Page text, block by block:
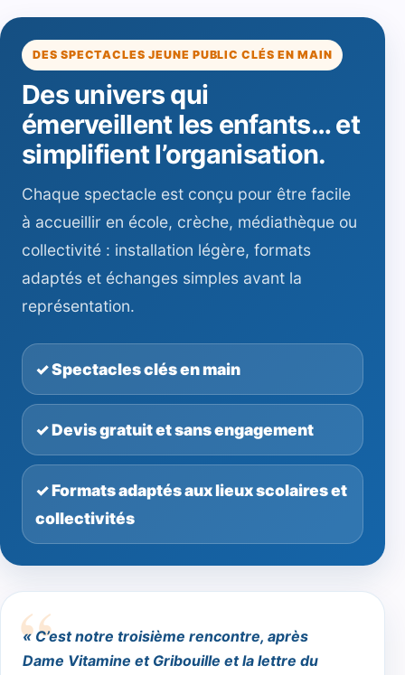
DES SPECTACLES JEUNE PUBLIC CLÉS EN MAIN
Des univers qui
émerveillent les enfants… et
simplifient l’organisation.
Chaque spectacle est conçu pour être facile
à accueillir en école, crèche, médiathèque ou
collectivité : installation légère, formats
adaptés et échanges simples avant la
représentation.
✓ Spectacles clés en main
✓ Devis gratuit et sans engagement
✓ Formats adaptés aux lieux scolaires et
collectivités
« C’est notre troisième rencontre, après
Dame Vitamine et Gribouille et la lettre du